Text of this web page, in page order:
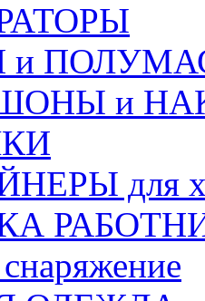
и
и
для